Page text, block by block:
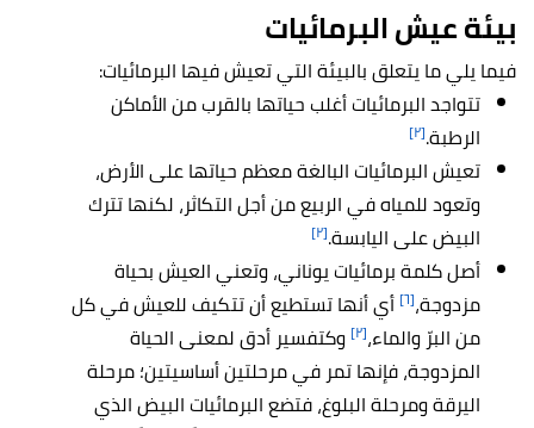
بيئة عيش البرمائيات
فيما يلي ما يتعلق بالبيئة التي تعيش فيها البرمائيات:
تتواجد البرمائيات أغلب حياتها بالقرب من الأماكن
الرطبة.[٢]
تعيش البرمائيات البالغة معظم حياتها على الأرض،
وتعود للمياه في الربيع من أجل التكاثر، لكنها تترك
البيض على اليابسة.[٢]
أصل كلمة برمائيات يوناني، وتعني العيش بحياة
مزدوجة،[٦] أي أنها تستطيع أن تتكيف للعيش في كل
من البرّ والماء،[٢]
وكتفسير أدق لمعنى الحياة
المزدوجة، فإنها تمر في مرحلتين أساسيتين؛ مرحلة
اليرقة ومرحلة البلوغ، فتضع البرمائيات البيض الذي